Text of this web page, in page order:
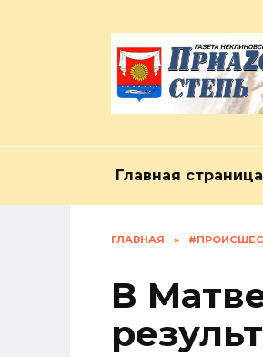
Главная страница
ГЛАВНАЯ »
В